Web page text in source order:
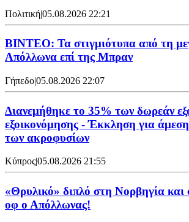
Πολιτική|05.08.2026 22:21
ΒΙΝΤΕΟ: Τα στιγμιότυπα από τη
Απόλλωνα επί της Μπραν
Γήπεδο|05.08.2026 22:07
Διανεμήθηκε το 35% των δωρεάν
εξοικονόμησης - Έκκληση για
των ακροφυσίων
Κύπρος|05.08.2026 21:55
«Θρυλικό» διπλό στη Νορβηγία και
οφ ο Απόλλωνας!